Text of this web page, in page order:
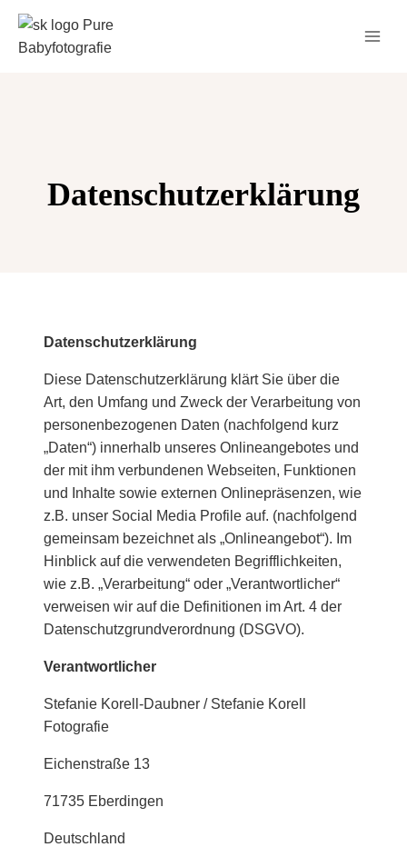
Zum
Inhalt
springen
Datenschutzerklärung
Datenschutzerklärung
Diese Datenschutzerklärung klärt Sie über die
Art, den Umfang und Zweck der Verarbeitung von
personenbezogenen Daten (nachfolgend kurz
„Daten“) innerhalb unseres Onlineangebotes und
der mit ihm verbundenen Webseiten, Funktionen
und Inhalte sowie externen Onlinepräsenzen, wie
z.B. unser Social Media Profile auf. (nachfolgend
gemeinsam bezeichnet als „Onlineangebot“). Im
Hinblick auf die verwendeten Begrifflichkeiten,
wie z.B. „Verarbeitung“ oder „Verantwortlicher“
verweisen wir auf die Definitionen im Art. 4 der
Datenschutzgrundverordnung (DSGVO).
Verantwortlicher
Stefanie Korell-Daubner / Stefanie Korell
Fotografie
Eichenstraße 13
71735 Eberdingen
Deutschland